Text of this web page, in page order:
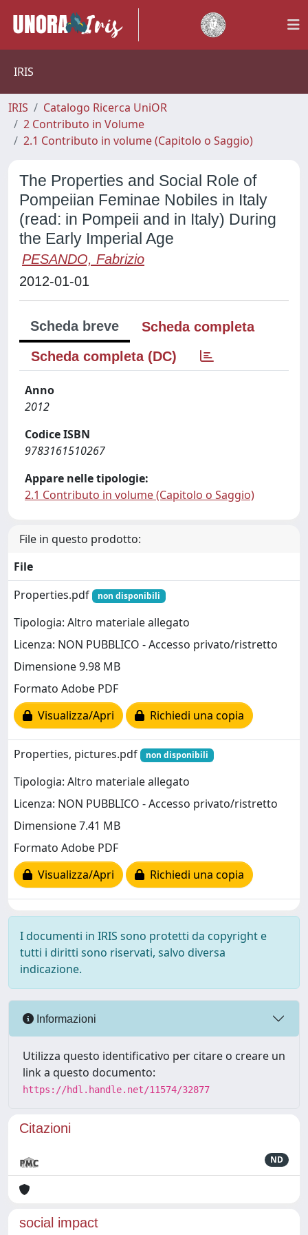
IRIS
IRIS
Catalogo Ricerca UniOR
2 Contributo in Volume
2.1 Contributo in volume (Capitolo o Saggio)
The Properties and Social Role of
Pompeiian Feminae Nobiles in Italy
(read: in Pompeii and in Italy) During
the Early Imperial Age
PESANDO, Fabrizio
2012-01-01
Scheda breve
Scheda completa
Scheda completa (DC)
Anno
2012
Codice ISBN
9783161510267
Appare nelle tipologie:
2.1 Contributo in volume (Capitolo o Saggio)
File in questo prodotto:
File
Properties.pdf
non disponibili
Tipologia: Altro materiale allegato
Licenza: NON PUBBLICO - Accesso privato/ristretto
Dimensione 9.98 MB
Formato Adobe PDF
Visualizza/Apri
Richiedi una copia
Properties, pictures.pdf non disponibili
Tipologia: Altro materiale allegato
Licenza: NON PUBBLICO - Accesso privato/ristretto
Dimensione 7.41 MB
Formato Adobe PDF
Visualizza/Apri
Richiedi una copia
I documenti in IRIS sono protetti da copyright e
tutti i diritti sono riservati, salvo diversa
indicazione.
Informazioni
Utilizza questo identificativo per citare o creare un
link a questo documento:
https://hdl.handle.net/11574/32877
Citazioni
ND
social impact